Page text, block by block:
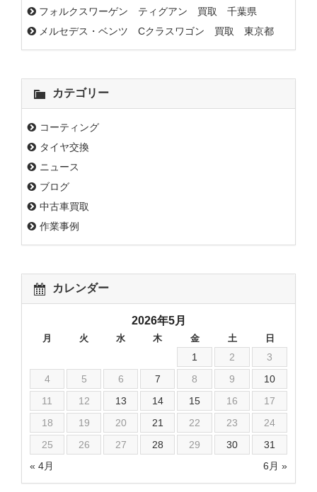
フォルクスワーゲン ティグアン 買取 千葉県
メルセデス・ベンツ Cクラスワゴン 買取 東京都
カテゴリー
コーティング
タイヤ交換
ニュース
ブログ
中古車買取
作業事例
カレンダー
2026年5月
月 火 水 木 金 土 日
« 4月 6月 »
1 2
3
4
5 6 7 8 9
10
11
12 13 14 15 16
17
18
19 20 21 22 23
24
25
26 27 28 29 30 31